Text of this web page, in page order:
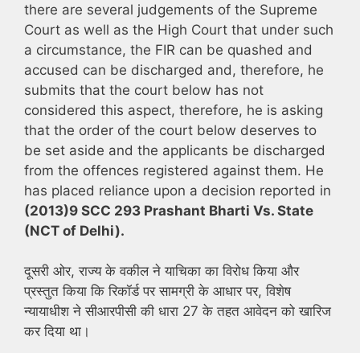
there are several judgements of the Supreme
Court as well as the High Court that under such
a circumstance, the FIR can be quashed and
accused can be discharged and, therefore, he
submits that the court below has not
considered this aspect, therefore, he is asking
that the order of the court below deserves to
be set aside and the applicants be discharged
from the offences registered against them. He
has placed reliance upon a decision reported in
(2013)9 SCC 293 Prashant Bharti Vs. State
(NCT of Delhi).
दूसरी ओर, राज्य के वकील ने याचिका का विरोध किया और
प्रस्तुत किया कि रिकॉर्ड पर सामग्री के आधार पर, विशेष
न्यायाधीश ने सीआरपीसी की धारा 27 के तहत आवेदन को खारिज
कर दिया था।